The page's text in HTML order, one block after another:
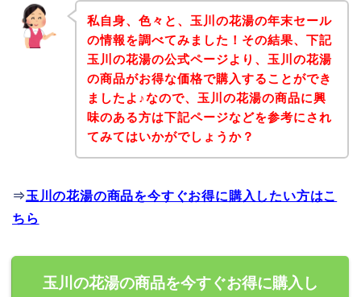
私自身、色々と、玉川の花湯の年末セール
の情報を調べてみました！その結果、下記
玉川の花湯の公式ページより、玉川の花湯
の商品がお得な価格で購入することができ
ましたよ♪なので、玉川の花湯の商品に興
味のある方は下記ページなどを参考にされ
てみてはいかがでしょうか？
⇒玉川の花湯の商品を今すぐお得に購入したい方はこ
ちら
玉川の花湯の商品を今すぐお得に購入し